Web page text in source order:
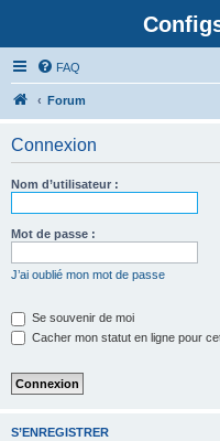
FAQ
Forum
Connexion
Nom d’utilisateur :
Mot de passe :
J’ai oublié mon mot de passe
Se souvenir de moi
Cacher mon statut en ligne pour
S’ENREGISTRER